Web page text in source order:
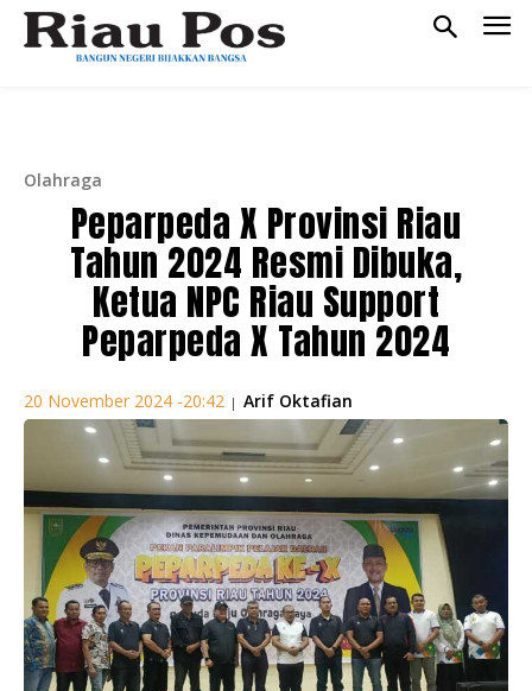
Olahraga
Peparpeda X Provinsi Riau
Tahun 2024 Resmi Dibuka,
Ketua NPC Riau Support
Peparpeda X Tahun 2024
20 November 2024 -20:42 | Arif Oktafian